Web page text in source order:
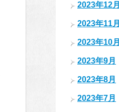
2023年12月
2023年11月
2023年10月
2023年9月
2023年8月
2023年7月